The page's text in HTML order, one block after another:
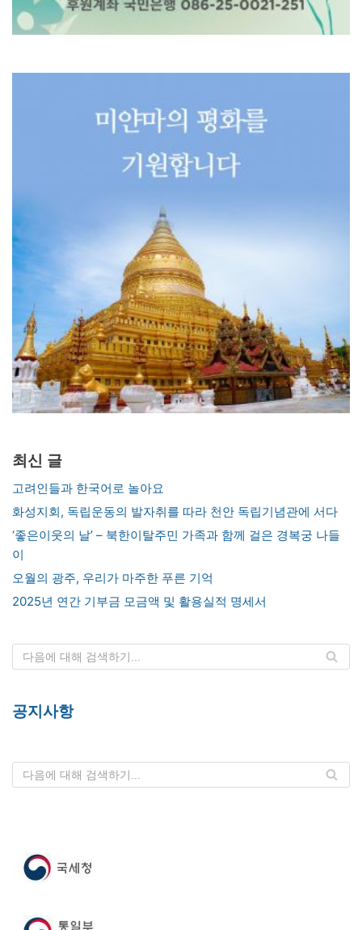
최신 글
고려인들과 한국어로 놀아요
화성지회, 독립운동의 발자취를 따라 천안 독립기념관에 서다
‘좋은이웃의 날’ – 북한이탈주민 가족과 함께 걸은 경복궁 나들
이
오월의 광주, 우리가 마주한 푸른 기억
2025년 연간 기부금 모금액 및 활용실적 명세서
공지사항